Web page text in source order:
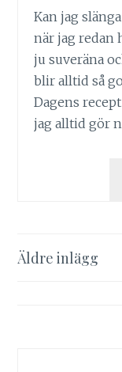
Kan jag
när jag redan
ju suveräna
blir alltid så
Dagens
jag alltid gör
Äldre inlägg